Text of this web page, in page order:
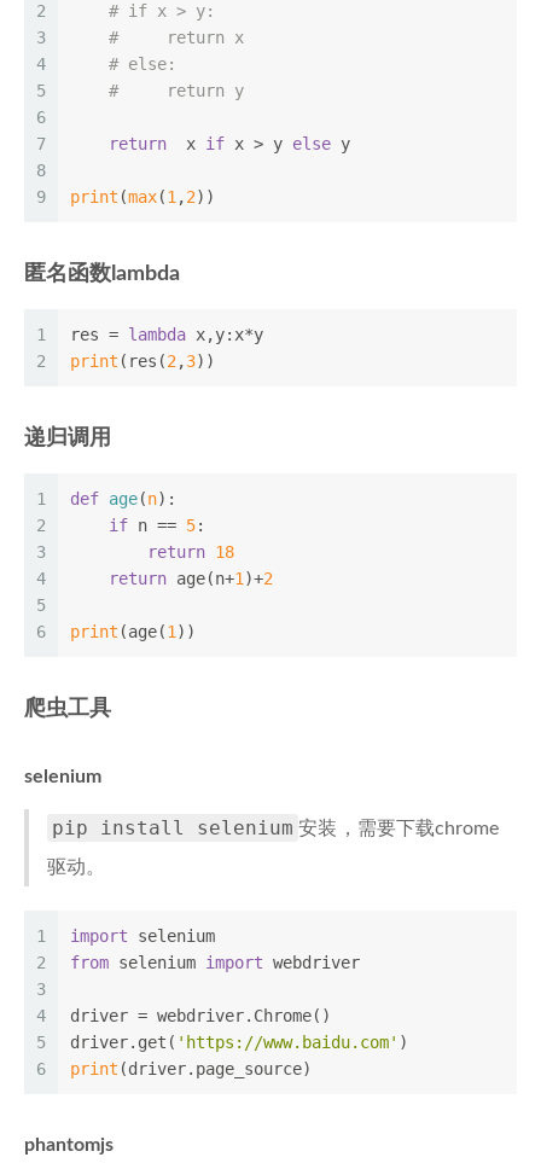
2
3
4
5
6
7
8
9
# if x > y:
#     return x
# else:
#     return y
return
  x
if x > y else y
print (max(1 ,2))
匿名函数lambda
1
2
res = lambda x,y:x*y
print (res(2 ,3))
递归调用
1
2
3
4
5
6
def age(n):
if n == 5:
return 18
return age(n+1 )+2
print (age(1 ))
爬虫工具
selenium
pip install selenium 安装，需要下载chrome
驱动。
1
2
3
4
5
6
import selenium
from selenium import webdriver
driver = webdriver.Chrome()
driver.get( 'https://www.baidu.com' )
print (driver.page_source)
phantomjs